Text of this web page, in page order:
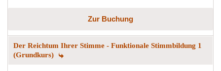
Zur Buchung
Der Reichtum Ihrer Stimme - Funktionale Stimmbildung 1
(Grundkurs)